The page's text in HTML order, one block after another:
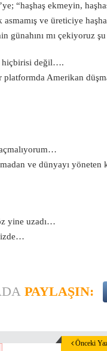
“haşhaş ekmeyin,
ve üreticiye
günahını mı çekiyoruz
hiçbirisi değil….
Amerikan
ve dünyayı
yine uzadı…
PAYLAŞIN:
Önceki